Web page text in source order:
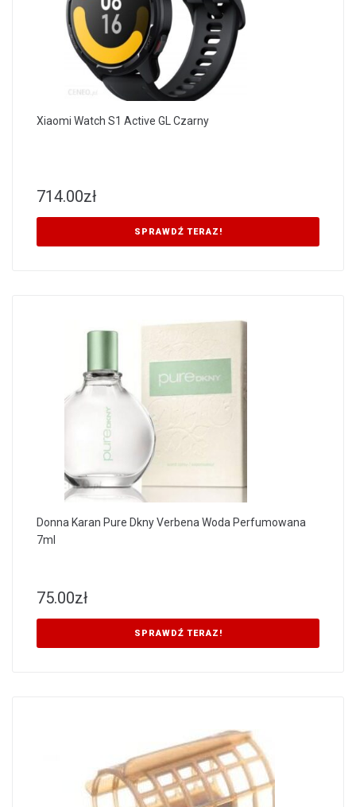
Xiaomi Watch S1 Active GL Czarny
714.00zł
SPRAWDŹ TERAZ!
Donna Karan Pure Dkny Verbena Woda Perfumowana
7ml
75.00zł
SPRAWDŹ TERAZ!